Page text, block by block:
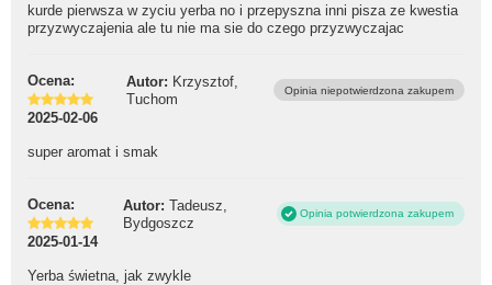
kurde pierwsza w zyciu yerba no i przepyszna inni pisza ze kwestia
przyzwyczajenia ale tu nie ma sie do czego przyzwyczajac
Ocena: Autor: Krzysztof,
Tuchom
Opinia niepotwierdzona zakupem
2025-02-06
super aromat i smak
Ocena: Autor: Tadeusz,
Bydgoszcz
Opinia potwierdzona zakupem
2025-01-14
Yerba świetna, jak zwykle